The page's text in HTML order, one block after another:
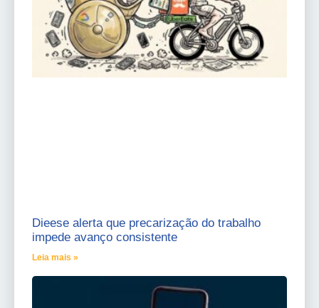
Dieese alerta que precarização do trabalho
impede avanço consistente
Leia mais »